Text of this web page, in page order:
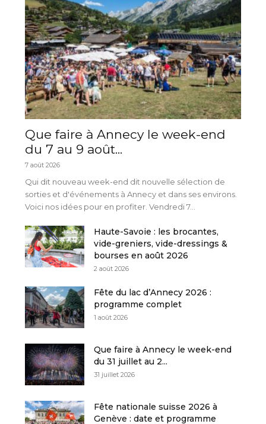
Que faire à Annecy le week-end
du 7 au 9 août...
7 août 2026
Qui dit nouveau week-end dit nouvelle sélection de
sorties et d'événements à Annecy et dans ses environs.
Voici nos idées pour en profiter. Vendredi 7...
Haute-Savoie : les brocantes,
vide-greniers, vide-dressings &
bourses en août 2026
2 août 2026
Fête du lac d’Annecy 2026 :
programme complet
1 août 2026
Que faire à Annecy le week-end
du 31 juillet au 2...
31 juillet 2026
Fête nationale suisse 2026 à
Genève : date et programme